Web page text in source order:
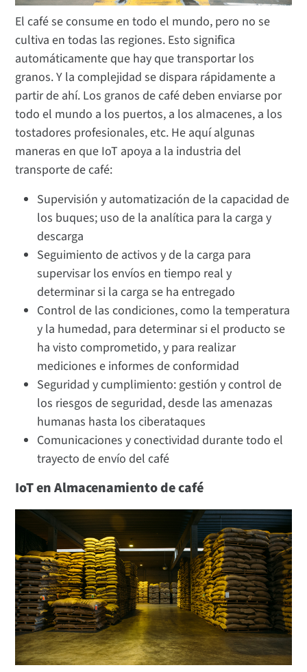
El café se consume en todo el mundo, pero no se
cultiva en todas las regiones. Esto significa
automáticamente que hay que transportar los
granos. Y la complejidad se dispara rápidamente a
partir de ahí. Los granos de café deben enviarse por
todo el mundo a los puertos, a los almacenes, a los
tostadores profesionales, etc. He aquí algunas
maneras en que IoT apoya a la industria del
transporte de café:
Supervisión y automatización de la capacidad de
los buques; uso de la analítica para la carga y
descarga
Seguimiento de activos y de la carga para
supervisar los envíos en tiempo real y
determinar si la carga se ha entregado
Control de las condiciones, como la temperatura
y la humedad, para determinar si el producto se
ha visto comprometido, y para realizar
mediciones e informes de conformidad
Seguridad y cumplimiento: gestión y control de
los riesgos de seguridad, desde las amenazas
humanas hasta los ciberataques
Comunicaciones y conectividad durante todo el
trayecto de envío del café
IoT en Almacenamiento de café